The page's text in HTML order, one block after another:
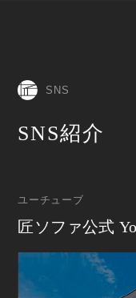
SNS
SNS紹介
ユーチューブ
匠ソファ公式